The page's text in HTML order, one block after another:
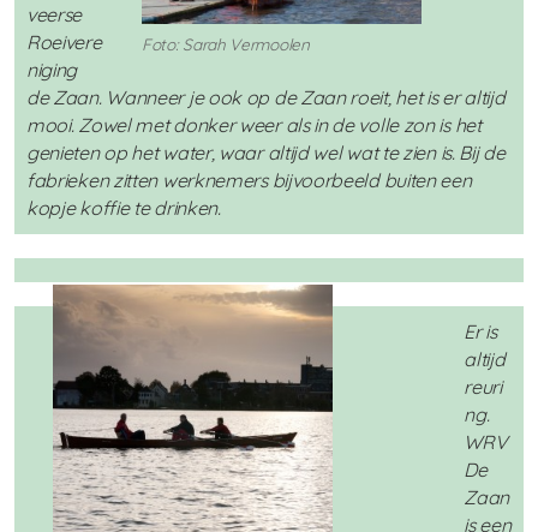
Foto: Sarah Vermoolen
veerse
Roeivere
niging
de Zaan. Wanneer je ook op de Zaan roeit, het is er altijd
mooi. Zowel met donker weer als in de volle zon is het
genieten op het water, waar altijd wel wat te zien is. Bij de
fabrieken zitten werknemers bijvoorbeeld buiten een
kopje koffie te drinken.
Er is
altijd
reuri
ng.
WRV
De
Zaan
is een